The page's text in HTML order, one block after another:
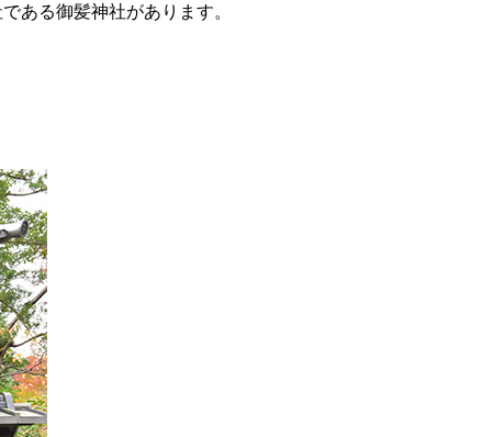
ある御髪神社があります。